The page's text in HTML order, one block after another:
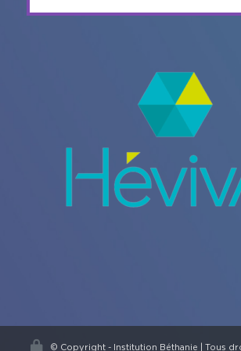
© Copyright - Institution Béthanie | Tous